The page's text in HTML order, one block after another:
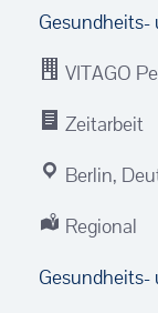
Gesundheits-
VITAGO
Zeitarbeit
Berlin,
Regional
Gesundheits-